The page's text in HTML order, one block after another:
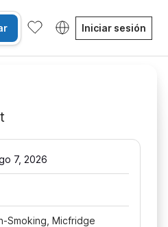
Iniciar sesión
7, 2026
Smoking, Micfridge